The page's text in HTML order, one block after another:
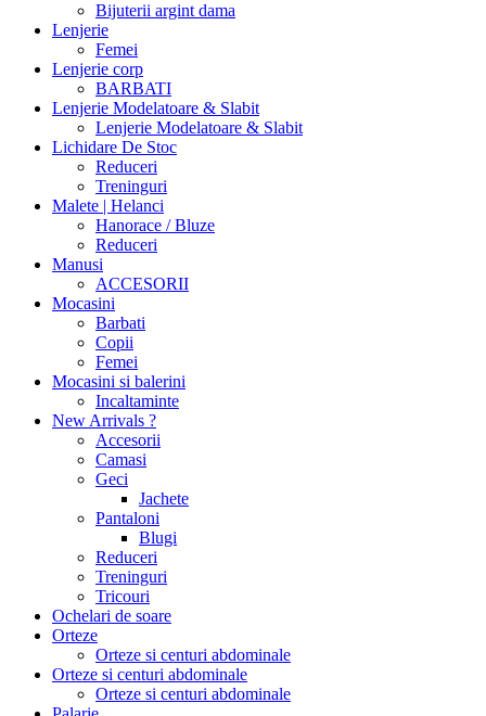
Bijuterii argint dama
Lenjerie
Femei
Lenjerie corp
BARBATI
Lenjerie Modelatoare & Slabit
Lenjerie Modelatoare & Slabit
Lichidare De Stoc
Reduceri
Treninguri
Malete | Helanci
Hanorace / Bluze
Reduceri
Manusi
ACCESORII
Mocasini
Barbati
Copii
Femei
Mocasini si balerini
Incaltaminte
New Arrivals ?
Accesorii
Camasi
Geci
Jachete
Pantaloni
Blugi
Reduceri
Treninguri
Tricouri
Ochelari de soare
Orteze
Orteze si centuri abdominale
Orteze si centuri abdominale
Orteze si centuri abdominale